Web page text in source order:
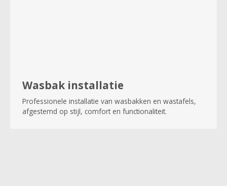
Wasbak installatie
Professionele installatie van wasbakken en wastafels,
afgestemd op stijl, comfort en functionaliteit.